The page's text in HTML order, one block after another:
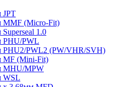
JPT
MMF (Micro-Fit)
1.0
PHU/PWL
PHU2/PWL2 (PW/VHR/SVH)
MF (Mini-Fit)
MHU/MPW
WSL